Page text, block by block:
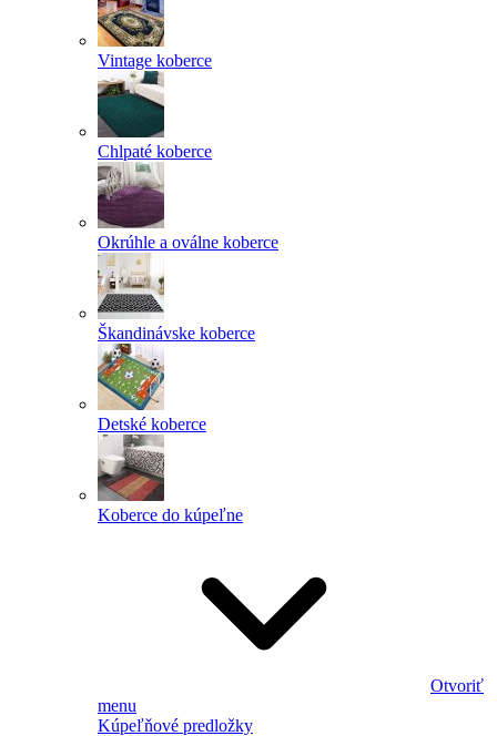
Vintage koberce
Chlpaté koberce
Okrúhle a oválne koberce
Škandinávske koberce
Detské koberce
Koberce do kúpeľne
Otvoriť
menu
Kúpeľňové predložky